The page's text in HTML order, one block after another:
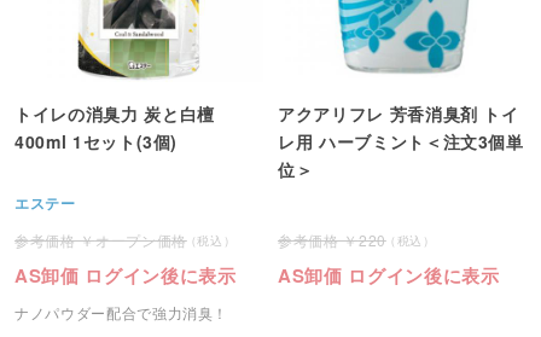
トイレの消臭力 炭と白檀
400ml 1セット(3個)
エステー
オープン価格
AS卸価 ログイン後に表示
ナノパウダー配合で強力消臭！
アクアリフレ 芳香消臭剤 トイ
レ用 ハーブミント＜注文3個単
位＞
220
AS卸価 ログイン後に表示